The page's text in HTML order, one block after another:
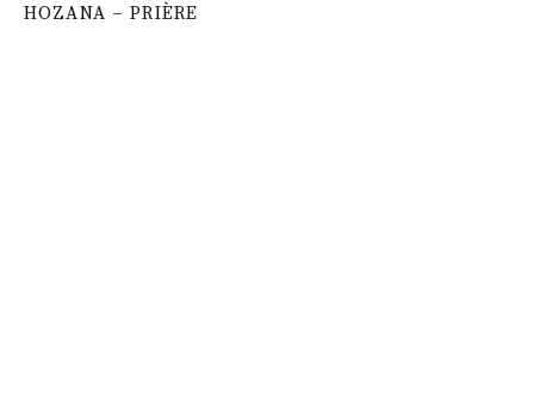
HOZANA – PRIÈRE